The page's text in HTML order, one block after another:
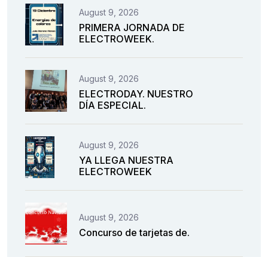
August 9, 2026
PRIMERA JORNADA DE
ELECTROWEEK.
August 9, 2026
ELECTRODAY. NUESTRO
DÍA ESPECIAL.
August 9, 2026
YA LLEGA NUESTRA
ELECTROWEEK
August 9, 2026
Concurso de tarjetas de.